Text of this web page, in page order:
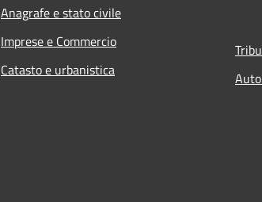
Anagrafe e stato civile
Imprese e Commercio
Catasto e urbanistica